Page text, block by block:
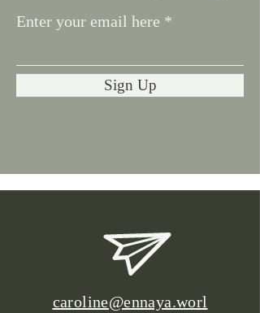
Enter your email here
Sign Up
caroline@ennaya.worl